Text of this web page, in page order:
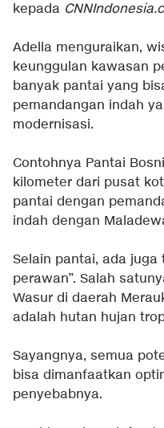
kepada
Adella menguraikan,
keunggulan kawasan
banyak pantai yang
pemandangan indah
modernisasi.
Contohnya Pantai
kilometer dari pusat
pantai dengan
indah dengan
Selain pantai, ada juga
perawan”. Salah
Wasur di daerah
adalah hutan hujan
Sayangnya, semua
bisa dimanfaatkan
penyebabnya.